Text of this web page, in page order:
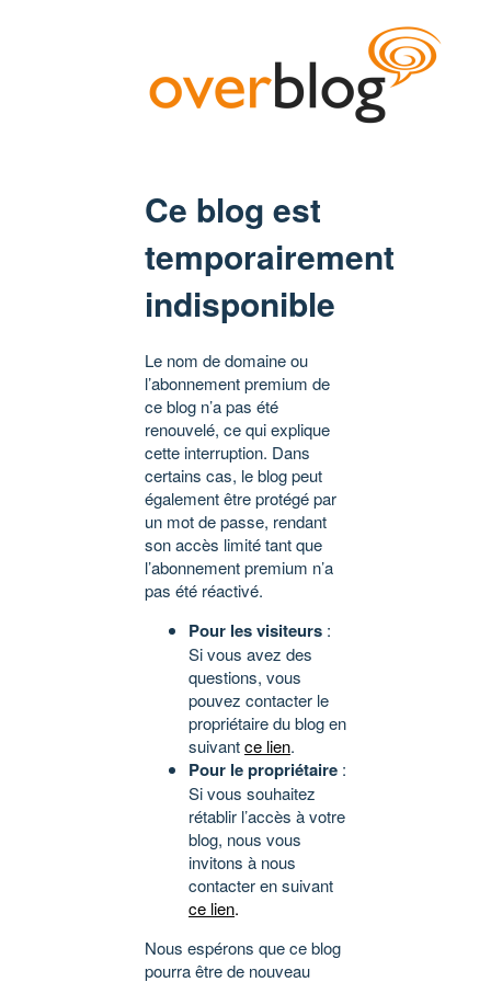
Ce blog est
temporairement
indisponible
Le nom de domaine ou
l’abonnement premium de
ce blog n’a pas été
renouvelé, ce qui explique
cette interruption. Dans
certains cas, le blog peut
également être protégé par
un mot de passe, rendant
son accès limité tant que
l’abonnement premium n’a
pas été réactivé.
Pour les visiteurs :
Si vous avez des
questions, vous
pouvez contacter le
propriétaire du blog en
suivantce lien.
Pour le propriétaire :
Si vous souhaitez
rétablir l’accès à votre
blog, nous vous
invitons à nous
contacter en suivant
ce lien.
Nous espérons que ce blog
pourra être de nouveau